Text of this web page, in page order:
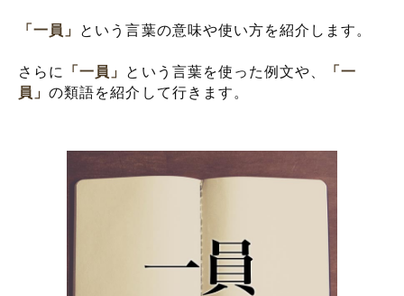
「一員」 という言葉の意味や使い方を紹介します。
さらに 「一員」 という言葉を使った例文や、
「一
員」の類語を紹介して行きます。